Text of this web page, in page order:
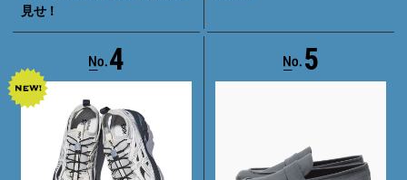
見せ！
4 5